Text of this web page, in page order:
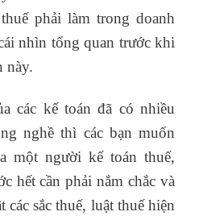
phải làm trong doanh
nhìn tổng quan trước khi
này.
các kế toán đã có nhiều
nghề thì các bạn muốn
một người kế toán thuế,
hết cần phải nắm chắc và
sắc thuế, luật thuế hiện